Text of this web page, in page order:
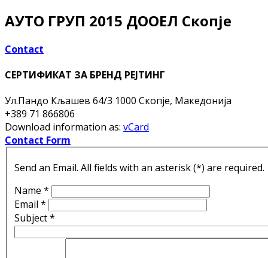
АУТО ГРУП 2015 ДООЕЛ Скопје
Contact
СЕРТИФИКАТ ЗА БРЕНД РЕЈТИНГ
Ул.Пандо Кљашев 64/3 1000 Скопје, Македонија
+389 71 866806
Download information as: vCard
Contact Form
Send an Email. All fields with an asterisk (*) are required.
Name *
Email *
Subject*